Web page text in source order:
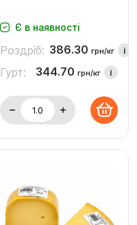
Є в наявності
Роздріб: 386.30 грн/кг i
Гурт: 344.70 грн/кг i